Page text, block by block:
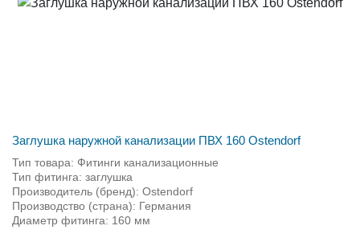
Заглушка наружной канализации ПВХ 160 Ostendorf
Тип товара: Фитинги канализационные
Тип фитинга: заглушка
Производитель (бренд): Ostendorf
Производство (страна): Германия
Диаметр фитинга: 160 мм